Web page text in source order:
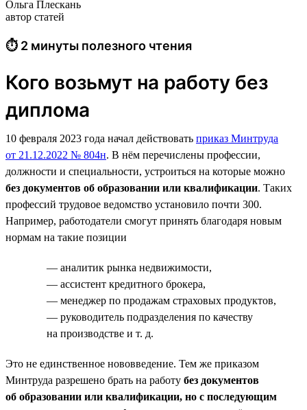
Ольга Плескань
автор статей
⏱ 2 минуты полезного чтения
Кого возьмут на работу без
диплома
10 февраля 2023 года начал действовать приказ Минтруда
от 21.12.2022 № 804н. В нём перечислены профессии,
должности и специальности, устроиться на которые можно
без документов об образовании или квалификации. Таких
профессий трудовое ведомство установило почти 300.
Например, работодатели смогут принять благодаря новым
нормам на такие позиции
— аналитик рынка недвижимости,
— ассистент кредитного брокера,
— менеджер по продажам страховых продуктов,
— руководитель подразделения по качеству
на производстве и т. д.
Это не единственное нововведение. Тем же приказом
Минтруда разрешено брать на работу без документов
об образовании или квалификации, но с последующим